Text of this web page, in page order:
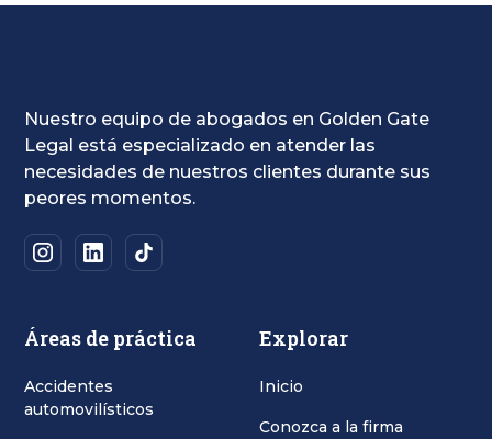
Nuestro equipo de abogados en Golden Gate
Legal está especializado en atender las
necesidades de nuestros clientes durante sus
peores momentos.
Áreas de práctica
Accidentes
automovilísticos
Explorar
Inicio
Conozca a la firma